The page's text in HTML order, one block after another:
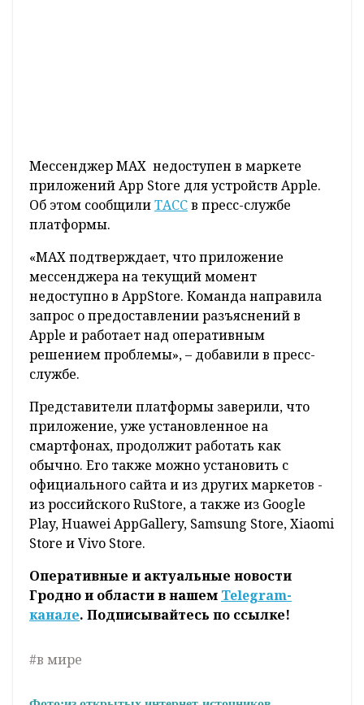
Мессенджер MAX недоступен в маркете
приложений App Store для устройств Apple.
Об этом сообщилиТАССв пресс-службе
платформы.
«MAX подтверждает, что приложение
мессенджера на текущий момент
недоступно в AppStore. Команда направила
запрос о предоставлении разъяснений в
Apple и работает над оперативным
решением проблемы», – добавили в пресс-
службе.
Представители платформы заверили, что
приложение, уже установленное на
смартфонах, продолжит работать как
обычно. Его также можно установить с
официального сайта и из других маркетов -
из российского RuStorе, а также из Google
Play, Huawei AppGallery, Samsung Store, Xiaomi
Store и Vivo Store.
Оперативные и актуальные новости
Гродно и области в нашем Telegram-
канале. Подписывайтесь по ссылке!
#в мире